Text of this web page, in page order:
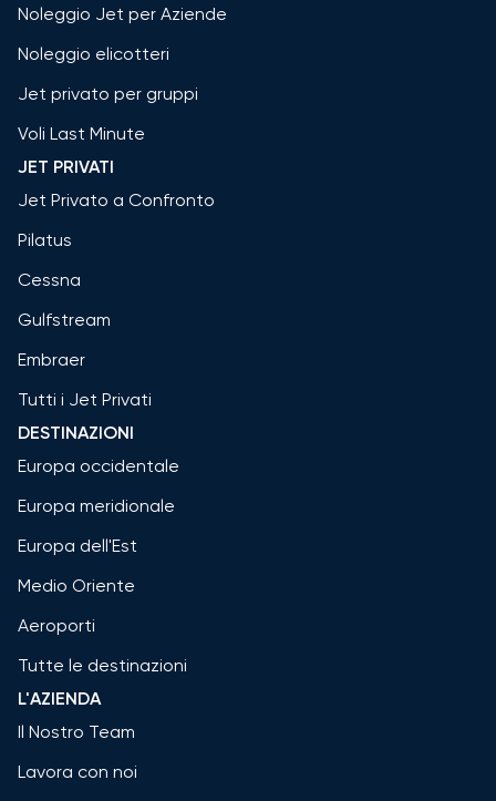
Noleggio Jet per Aziende
Noleggio elicotteri
Jet privato per gruppi
Voli Last Minute
JET PRIVATI
Jet Privato a Confronto
Pilatus
Cessna
Gulfstream
Embraer
Tutti i Jet Privati
DESTINAZIONI
Europa occidentale
Europa meridionale
Europa dell'Est
Medio Oriente
Aeroporti
Tutte le destinazioni
L'AZIENDA
Il Nostro Team
Lavora con noi